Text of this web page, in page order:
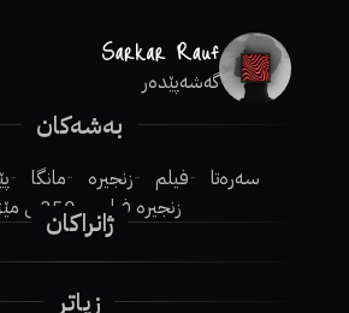
گەشەپێدەر
بەشەکان
سەرەتا فیلم زنجیرە مانگا
زنجیرە فیلم
250ـی مێژوو
ژانراکان
زیاتر